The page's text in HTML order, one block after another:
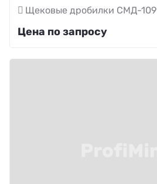
Щековые дробилки СМД-109
Цена по запросу